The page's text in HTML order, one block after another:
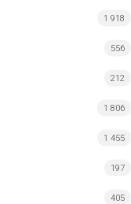
1 918
556
212
1 806
1 455
197
405